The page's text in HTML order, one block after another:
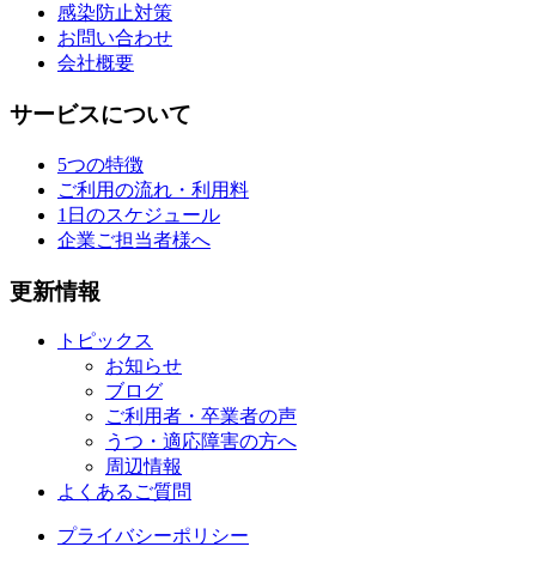
感染防止対策
お問い合わせ
会社概要
サービスについて
5つの特徴
ご利用の流れ・利用料
1日のスケジュール
企業ご担当者様へ
更新情報
トピックス
お知らせ
ブログ
ご利用者・卒業者の声
うつ・適応障害の方へ
周辺情報
よくあるご質問
プライバシーポリシー